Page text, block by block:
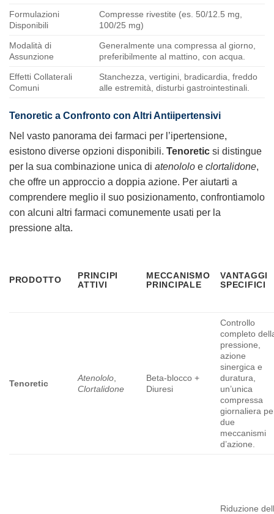
Formulazioni
Disponibili
Compresse rivestite (es. 50/12.5 mg,
100/25 mg)
Modalità di
Assunzione
Generalmente una compressa al giorno,
preferibilmente al mattino, con acqua.
Effetti Collaterali
Comuni
Stanchezza, vertigini, bradicardia, freddo
alle estremità, disturbi gastrointestinali.
Tenoretic a Confronto con Altri Antiipertensivi
Nel vasto panorama dei farmaci per l’ipertensione,
esistono diverse opzioni disponibili. Tenoretic si distingue
per la sua combinazione unica di atenololo e clortalidone,
che offre un approccio a doppia azione. Per aiutarti a
comprendere meglio il suo posizionamento, confrontiamolo
con alcuni altri farmaci comunemente usati per la
pressione alta.
PRODOTTO
PRINCIPI
ATTIVI
MECCANISMO
PRINCIPALE
VANTAGGI
SPECIFICI
Tenoretic
Atenololo
Clortalidone
Beta-blocco +
Diuresi
Controllo
completo
pressione,
azione
sinergica e
duratura,
un’unica
compressa
giornaliera
due
meccanismi
d’azione.
Riduzione